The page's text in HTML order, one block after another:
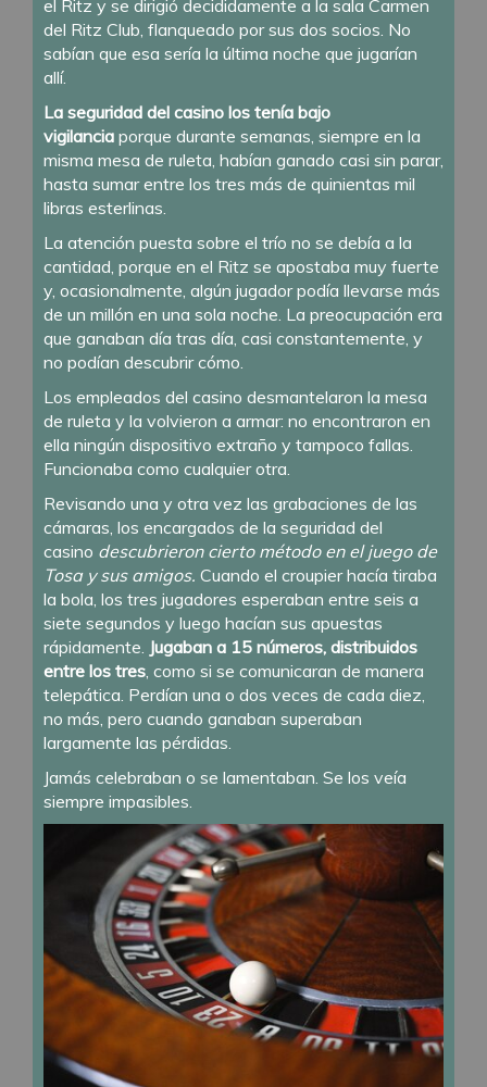
el Ritz y se dirigió decididamente a la sala Carmen
del Ritz Club, flanqueado por sus dos socios. No
sabían que esa sería la última noche que jugarían
allí.
La seguridad del casino los tenía bajo
vigilancia porque durante semanas, siempre en la
misma mesa de ruleta, habían ganado casi sin parar,
hasta sumar entre los tres más de quinientas mil
libras esterlinas.
La atención puesta sobre el trío no se debía a la
cantidad, porque en el Ritz se apostaba muy fuerte
y, ocasionalmente, algún jugador podía llevarse más
de un millón en una sola noche. La preocupación era
que ganaban día tras día, casi constantemente, y
no podían descubrir cómo.
Los empleados del casino desmantelaron la mesa
de ruleta y la volvieron a armar: no encontraron en
ella ningún dispositivo extraño y tampoco fallas.
Funcionaba como cualquier otra.
Revisando una y otra vez las grabaciones de las
cámaras, los encargados de la seguridad del
casino descubrieron cierto método en el juego de
Tosa y sus amigos. Cuando el croupier hacía tiraba
la bola, los tres jugadores esperaban entre seis a
siete segundos y luego hacían sus apuestas
rápidamente. Jugaban a 15 números, distribuidos
entre los tres , como si se comunicaran de manera
telepática. Perdían una o dos veces de cada diez,
no más, pero cuando ganaban superaban
largamente las pérdidas.
Jamás celebraban o se lamentaban. Se los veía
siempre impasibles.